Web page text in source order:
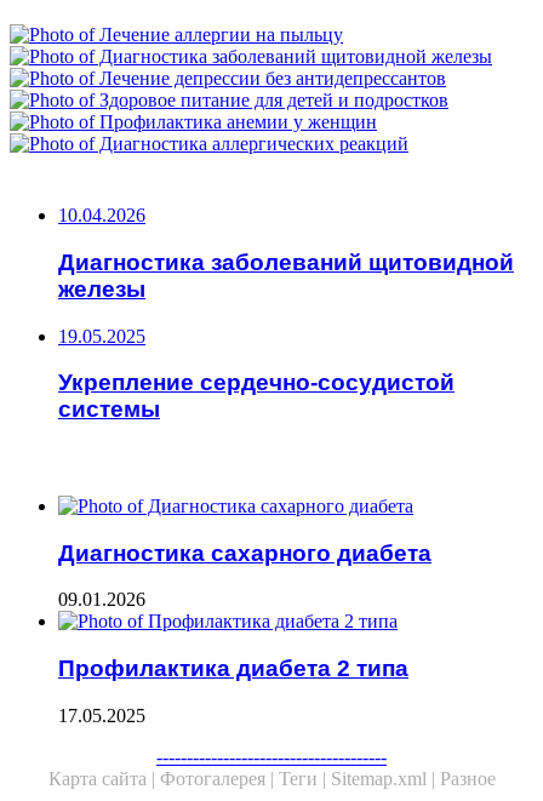
10.04.2026
Диагностика заболеваний щитовидной
железы
19.05.2025
Укрепление сердечно-сосудистой
системы
Диагностика сахарного диабета
09.01.2026
Профилактика диабета 2 типа
17.05.2025
--------------------------------------
Карта сайта | Фотогалерея | Теги | Sitemap.xml | Разное